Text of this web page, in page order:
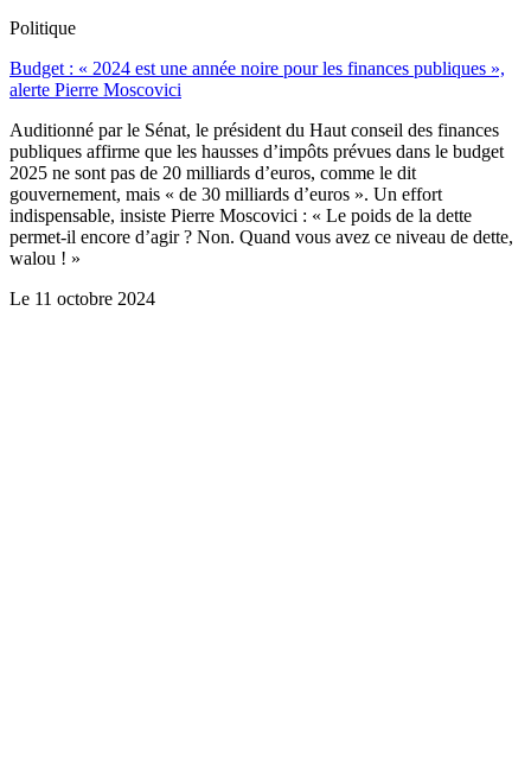
Politique
Budget : « 2024 est une année noire pour les finances publiques »,
alerte Pierre Moscovici
Auditionné par le Sénat, le président du Haut conseil des finances
publiques affirme que les hausses d’impôts prévues dans le budget
2025 ne sont pas de 20 milliards d’euros, comme le dit
gouvernement, mais « de 30 milliards d’euros ». Un effort
indispensable, insiste Pierre Moscovici : « Le poids de la dette
permet-il encore d’agir ? Non. Quand vous avez ce niveau de dette,
walou ! »
Le 11 octobre 2024